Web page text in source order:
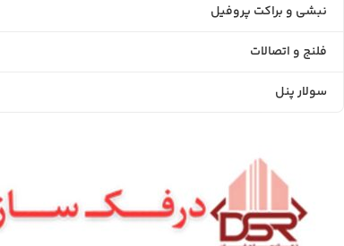
نبشی و براکت پروفیل
فلنج و اتصالات
سولار پنل